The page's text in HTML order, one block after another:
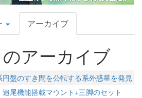
アーカイブ
アーカイブ
円盤のすき間を公転する系外惑星を発見
追尾機能搭載マウント+三脚のセット